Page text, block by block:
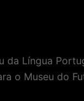
da Língua
o Museu do